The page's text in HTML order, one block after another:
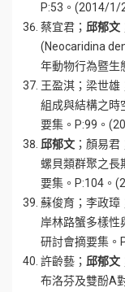
P:53。(2014/1/
蔡宜君； 邱郁文
(Neocaridina
年動物行為暨
王盈淇；梁世雄
組成與結構之時
要集。P:99。
邱郁文 ；顏易
螺貝類群聚之長
要集。P:104。
蘇俊育；李政璋
岸林路蟹多樣性
研討會摘要集
許齡藝； 邱郁文
布洛芬及雙酚A